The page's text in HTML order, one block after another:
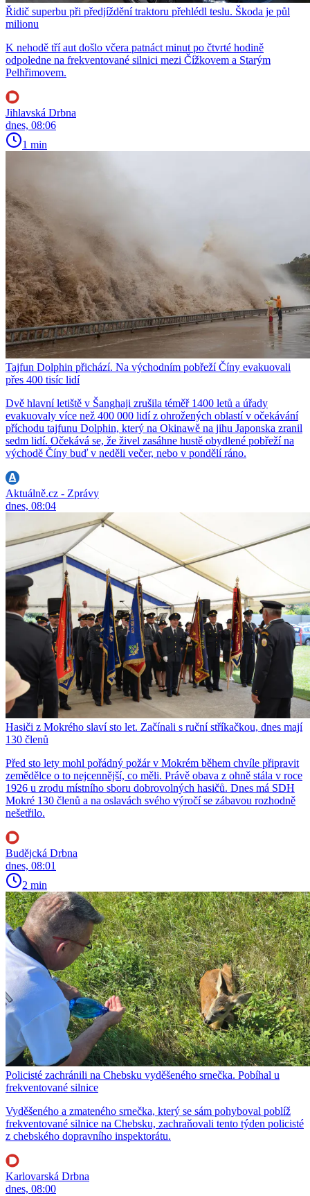
Řidič superbu při předjíždění traktoru přehlédl teslu. Škoda je půl
milionu
K nehodě tří aut došlo včera patnáct minut po čtvrté hodině
odpoledne na frekventované silnici mezi Čížkovem a Starým
Pelhřimovem.
Jihlavská Drbna
dnes, 08:06
1 min
Tajfun Dolphin přichází. Na východním pobřeží Číny evakuovali
přes 400 tisíc lidí
Dvě hlavní letiště v Šanghaji zrušila téměř 1400 letů a úřady
evakuovaly více než 400 000 lidí z ohrožených oblastí v očekávání
příchodu tajfunu Dolphin, který na Okinawě na jihu Japonska zranil
sedm lidí. Očekává se, že živel zasáhne hustě obydlené pobřeží na
východě Číny buď v neděli večer, nebo v pondělí ráno.
Aktuálně.cz - Zprávy
dnes, 08:04
Hasiči z Mokrého slaví sto let. Začínali s ruční stříkačkou, dnes mají
130 členů
Před sto lety mohl pořádný požár v Mokrém během chvíle připravit
zemědělce o to nejcennější, co měli. Právě obava z ohně stála v roce
1926 u zrodu místního sboru dobrovolných hasičů. Dnes má SDH
Mokré 130 členů a na oslavách svého výročí se zábavou rozhodně
nešetřilo.
Budějcká Drbna
dnes, 08:01
2 min
Policisté zachránili na Chebsku vyděšeného srnečka. Pobíhal u
frekventované silnice
Vyděšeného a zmateného srnečka, který se sám pohyboval poblíž
frekventované silnice na Chebsku, zachraňovali tento týden policisté
z chebského dopravního inspektorátu.
Karlovarská Drbna
dnes, 08:00